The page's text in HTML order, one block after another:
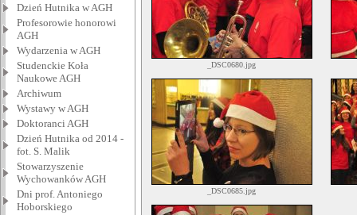
Dzień Hutnika w AGH
Profesorowie honorowi
AGH
Wydarzenia w AGH
Studenckie Koła
Naukowe AGH
Archiwum
Wystawy w AGH
Doktoranci AGH
Dzień Hutnika od 2014 -
fot. S. Malik
Stowarzyszenie
Wychowanków AGH
Dni prof. Antoniego
Hoborskiego
_DSC0680.jpg
_DSC0685.jpg